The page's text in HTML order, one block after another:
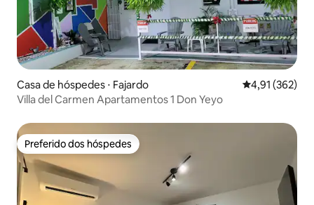
Casa de hóspedes ⋅ Fajardo 4,91 de uma
4,91 (362)
Villa del Carmen Apartamentos 1 Don Yeyo
Preferido dos hóspedes
Preferido dos hóspedes